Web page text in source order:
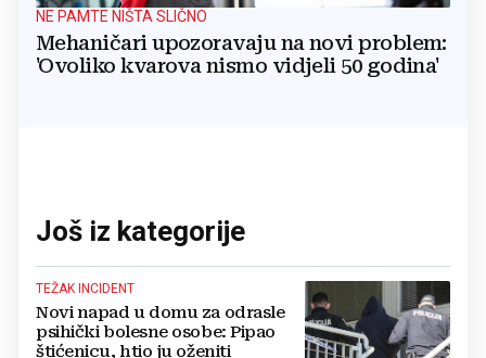
NE PAMTE NIŠTA SLIČNO
Mehaničari upozoravaju na novi problem:
'Ovoliko kvarova nismo vidjeli 50 godina'
Još iz kategorije
TEŽAK INCIDENT
Novi napad u domu za odrasle
psihički bolesne osobe: Pipao
štićenicu, htio ju oženiti